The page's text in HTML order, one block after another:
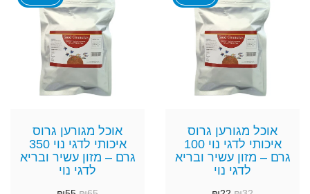
אוכל מגורען גרוס
איכותי לדגי נוי 100
גרם – מזון עשיר ובריא
לדגי נוי
אוכל מגורען גרוס
איכותי לדגי נוי 350
גרם – מזון עשיר ובריא
לדגי נוי